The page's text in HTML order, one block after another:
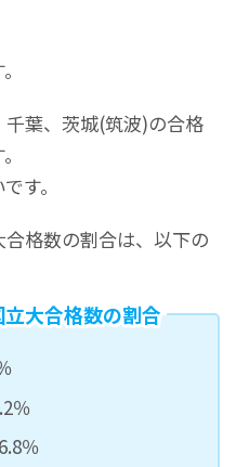
葉、茨城(筑波)の合格
す。
格数の割合は、以下の
大合格数の割合
％
％